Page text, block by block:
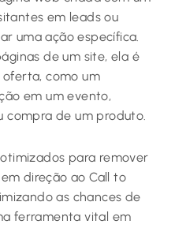
em leads ou
uma ação específica.
de um site, ela é
como um
em um evento,
compra de um produto.
para remover
direção ao Call to
as chances de
ferramenta vital em